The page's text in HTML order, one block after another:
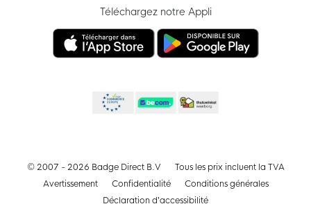
Téléchargez notre Appli
© 2007 - 2026 Badge Direct B.V
Tous les prix incluent la TVA
Avertissement
Confidentialité
Conditions générales
Déclaration d’accessibilité